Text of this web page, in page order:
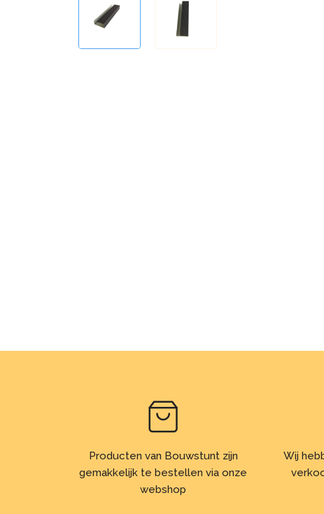
Producten van Bouwstunt zijn
gemakkelijk te bestellen via onze
webshop
Wij